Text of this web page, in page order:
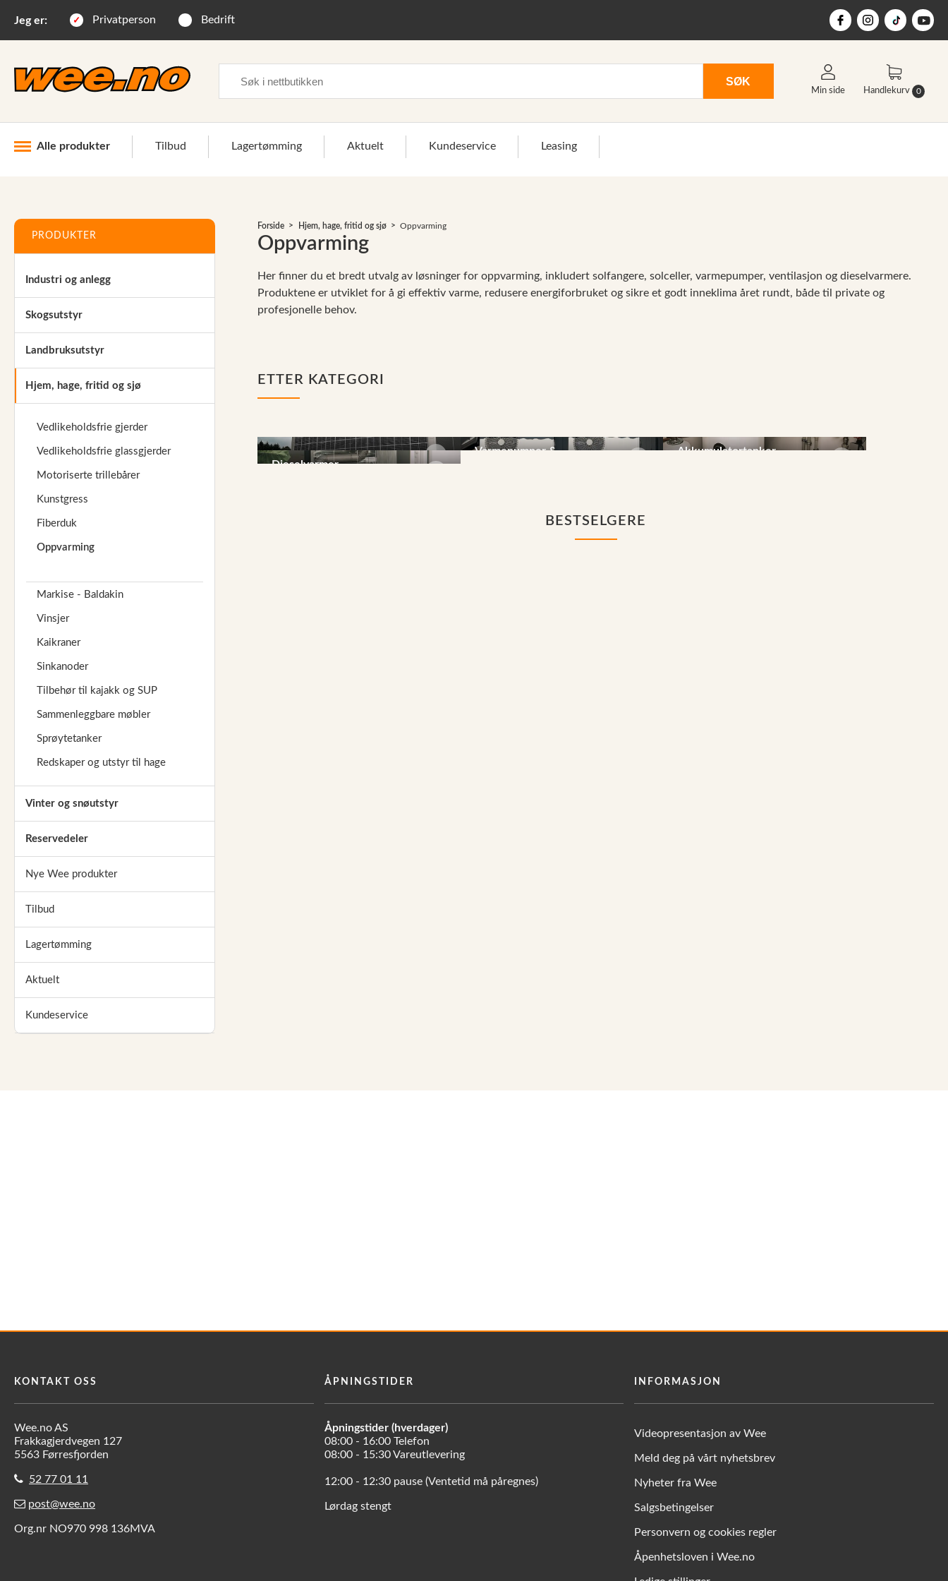
Jeg er: Privatperson Bedrift
SØK
Min side Handlekurv 0
Alle produkter Tilbud Lagertømming Aktuelt Kundeservice Leasing
Skogsutstyr
Hjem, hage, fritid og sjø
Vinter og snøutstyr
Tilbud
PRODUKTER
Industri og anlegg
Skogsutstyr
Landbruksutstyr
Hjem, hage, fritid og sjø
Vedlikeholdsfrie gjerder
Vedlikeholdsfrie glassgjerder
Motoriserte trillebårer
Kunstgress
Fiberduk
Oppvarming
Markise - Baldakin
Vinsjer
Kaikraner
Sinkanoder
Tilbehør til kajakk og SUP
Sammenleggbare møbler
Sprøytetanker
Redskaper og utstyr til hage
Vinter og snøutstyr
Reservedeler
Nye Wee produkter
Tilbud
Lagertømming
Aktuelt
Kundeservice
Forside Hjem, hage, fritid og sjø Oppvarming
Oppvarming
Her finner du et bredt utvalg av løsninger for oppvarming, inkludert solfangere, solceller, varmepumper, ventilasjon og dieselvarmere.
Produktene er utviklet for å gi effektiv varme, redusere energiforbruket og sikre et godt inneklima året rundt, både til private og
profesjonelle behov.
ETTER KATEGORI
Solfangere & Solceller
Varmepumper &
Akkumulatortanker
Dieselvarmer -
BESTSELGERE
KONTAKT OSS
Wee.no AS
Frakkagjerdvegen 127
5563 Førresfjorden
52 77 01 11
post@wee.no
Org.nr NO970 998 136MVA
ÅPNINGSTIDER
Åpningstider (hverdager)
08:00 - 16:00 Telefon
08:00 - 15:30 Vareutlevering
12:00 - 12:30 pause (Ventetid må påregnes)
Lørdag stengt
INFORMASJON
Videopresentasjon av Wee
Meld deg på vårt nyhetsbrev
Nyheter fra Wee
Salgsbetingelser
Personvern og cookies regler
Åpenhetsloven i Wee.no